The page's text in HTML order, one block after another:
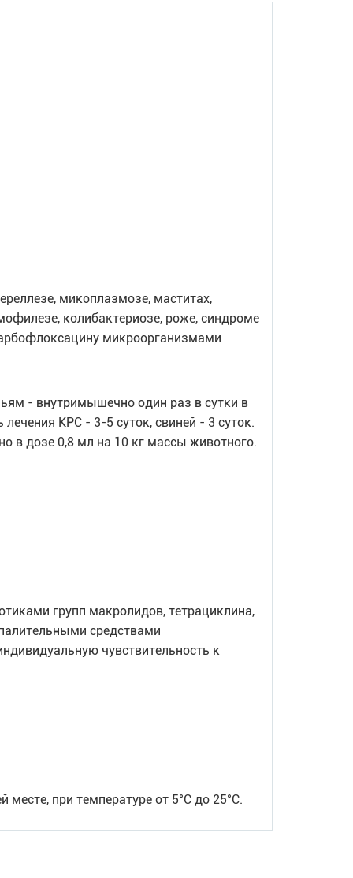
микоплазмозе, маститах,
колибактериозе, роже, синдроме
микроорганизмами
- внутримышечно один раз в сутки в
КРС - 3-5 суток, свиней - 3 суток.
в дозе 0,8 мл на 10 кг массы животного.
групп макролидов, тетрациклина,
средствами
чувствительность к
при температуре от 5°С до 25°С.